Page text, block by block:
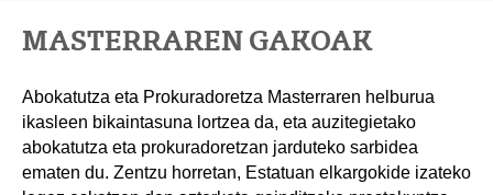
MASTERRAREN GAKOAK
Abokatutza eta Prokuradoretza Masterraren helburua
ikasleen bikaintasuna lortzea da, eta auzitegietako
abokatutza eta prokuradoretzan jarduteko sarbidea
ematen du. Zentzu horretan, Estatuan elkargokide izateko